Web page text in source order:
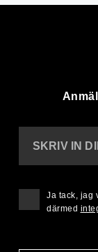
SKRIV IN
Ja tack, jag
därmed